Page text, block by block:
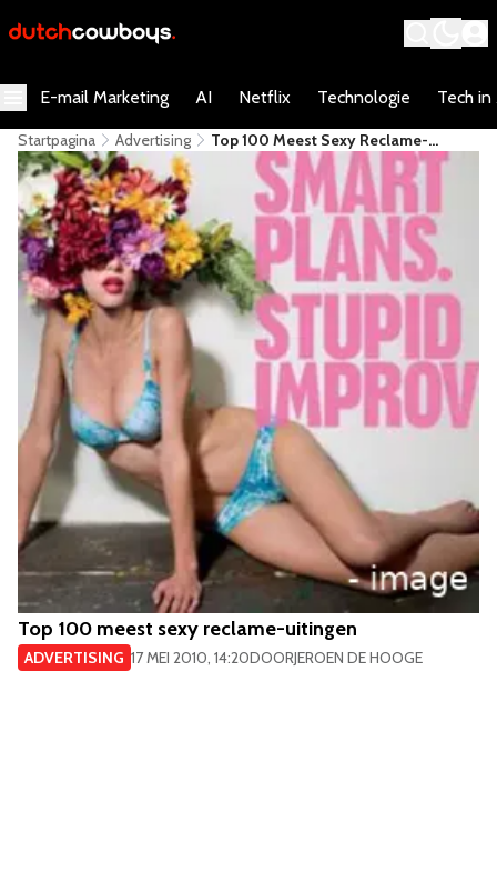
E-mail Marketing AI Netflix Technologie Tech in
Startpagina Advertising
Top 100 Meest Sexy Reclame-
Uitingen
Top 100 meest sexy reclame-uitingen
ADVERTISING 17 MEI 2010, 14:20DOORJEROEN DE HOOGE